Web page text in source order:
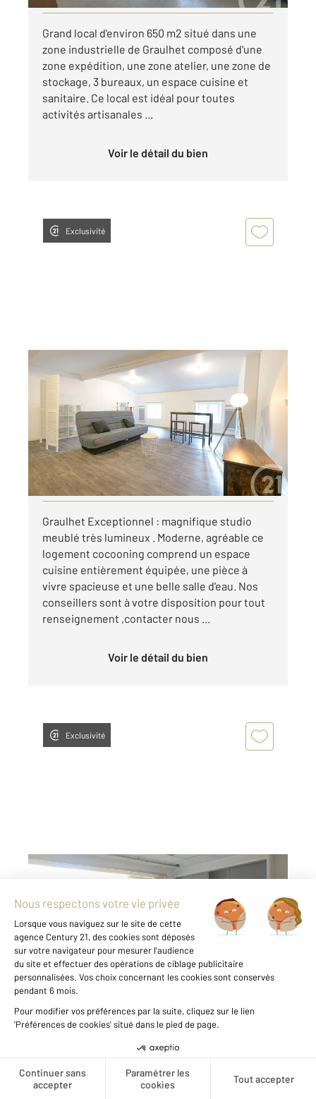
Créer une alerte
Grand local d'environ 650 m2 situé dans une
zone industrielle de Graulhet composé d'une
zone expédition, une zone atelier, une zone de
stockage, 3 bureaux, un espace cuisine et
sanitaire. Ce local est idéal pour toutes
activités artisanales ...
Voir le détail du bien
Exclusivité
GRAULHET 81
37 m
2 , 1 pièce
Appartement Studio à louer
425 €
par mois charges comprises
Visiter le site dédié
Graulhet Exceptionnel : magnifique studio
meublé très lumineux . Moderne, agréable ce
logement cocooning comprend un espace
cuisine entièrement équipée, une pièce à
vivre spacieuse et une belle salle d'eau. Nos
conseillers sont à votre disposition pour tout
renseignement ,contacter nous ...
Voir le détail du bien
Exclusivité
GRAULHET 81
Ref : 12879
Appartement Local à louer
450 €
par mois charges comprises
Visiter le site dédié
à GRAULHET Venez découvrir ce Local
commercial de 3 pièces Cuisine et wc ,
encore plus d'espace ! Il bénéficie d'une
localisation privilégiée : à seulement 5